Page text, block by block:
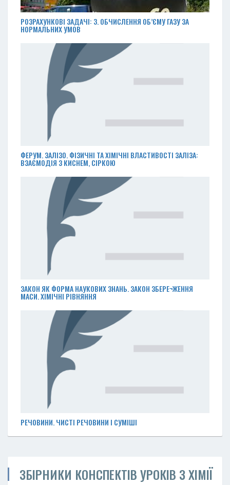
РОЗРАХУНКОВІ ЗАДАЧІ: 3. ОБЧИСЛЕННЯ ОБ’ЄМУ ГАЗУ ЗА
НОРМАЛЬНИХ УМОВ
ФЕРУМ. ЗАЛІЗО. ФІЗИЧНІ ТА ХІМІЧНІ ВЛАСТИВОСТІ ЗАЛІЗА:
ВЗАЄМОДІЯ З КИСНЕМ, СІРКОЮ
ЗАКОН ЯК ФОРМА НАУКОВИХ ЗНАНЬ. ЗАКОН ЗБЕРЕ¬ЖЕННЯ
МАСИ. ХІМІЧНІ РІВНЯННЯ
РЕЧОВИНИ. ЧИСТІ РЕЧОВИНИ І СУМІШІ
ЗБІРНИКИ КОНСПЕКТІВ УРОКІВ З ХІМІЇ